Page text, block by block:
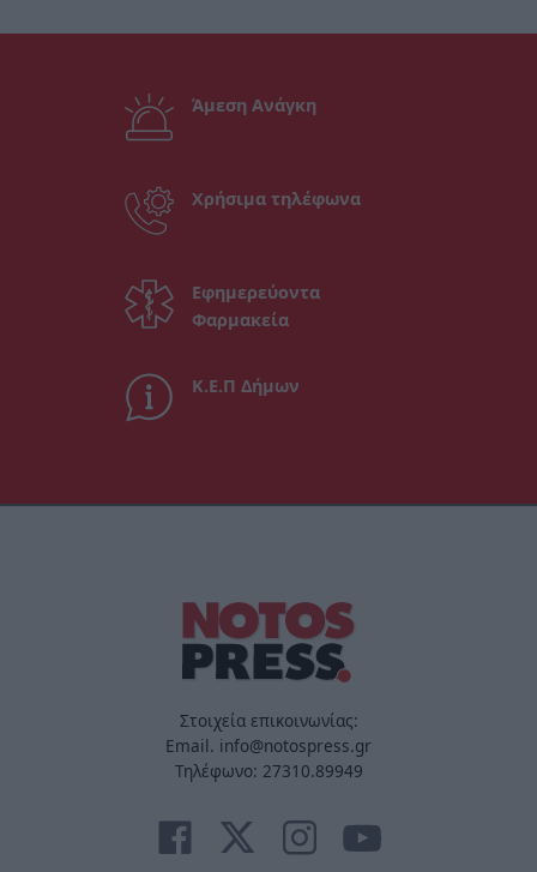
Άμεση Ανάγκη
Χρήσιμα τηλέφωνα
Εφημερεύοντα
Φαρμακεία
Κ.Ε.Π Δήμων
Στοιχεία επικοινωνίας:
Email. info@notospress.gr
Τηλέφωνο: 27310.89949